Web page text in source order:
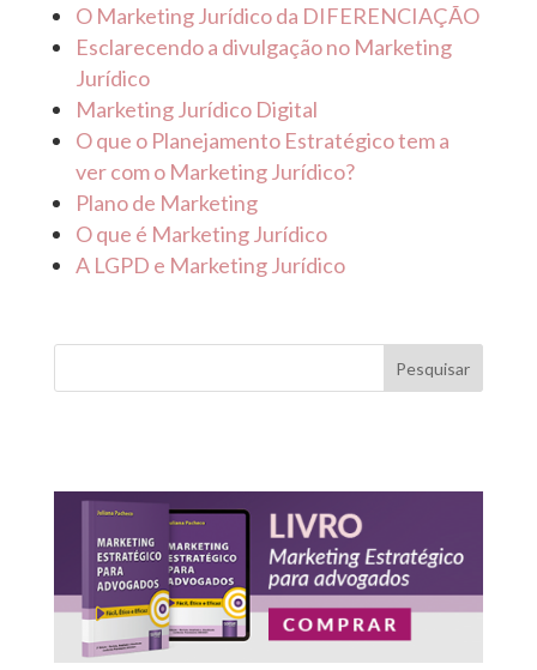
O Marketing Jurídico da DIFERENCIAÇÃO
Esclarecendo a divulgação no Marketing
Jurídico
Marketing Jurídico Digital
O que o Planejamento Estratégico tem a
ver com o Marketing Jurídico?
Plano de Marketing
O que é Marketing Jurídico
A LGPD e Marketing Jurídico
Pesquisar